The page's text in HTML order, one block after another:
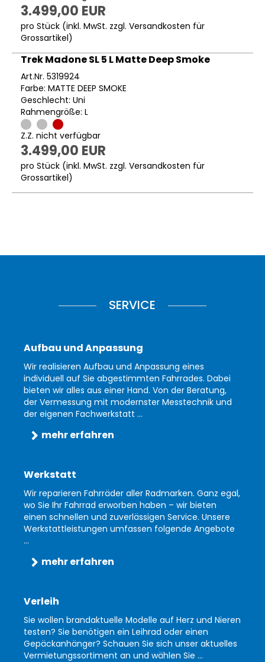
3.499,00 EUR
pro Stück (inkl. MwSt. zzgl. Versandkosten für
Grossartikel)
Trek Madone SL 5 L Matte Deep Smoke
Art.Nr. 5319924
Farbe: MATTE DEEP SMOKE
Geschlecht: Uni
Rahmengröße: L
Z.Z. nicht verfügbar
3.499,00 EUR
pro Stück (inkl. MwSt. zzgl. Versandkosten für
Grossartikel)
SERVICE
Aufbau und Anpassung
Wir realisieren Aufbau und Anpassung eines
individuell auf Sie abgestimmten Fahrrades. Dabei
bieten wir alles aus einer Hand. Von der Beratung,
der Vermessung mit modernster Messtechnik und
der eigenen Fachwerkstatt ...
mehr erfahren
Werkstatt
Wir reparieren Fahrräder aller Radmarken. Ganz egal,
wo Sie Ihr Fahrrad erworben haben – wir bieten
einen schnellen und zuverlässigen Service. Unsere
Werkstattleistungen umfassen folgende Angebote
...
mehr erfahren
Verleih
Sie wollen brandaktuelle Modelle auf Herz und Nieren
testen? Sie benötigen ein Leihrad oder einen
Gepäckanhänger? Schauen Sie sich unser aktuelles
Vermietungssortiment an und wählen Sie ...